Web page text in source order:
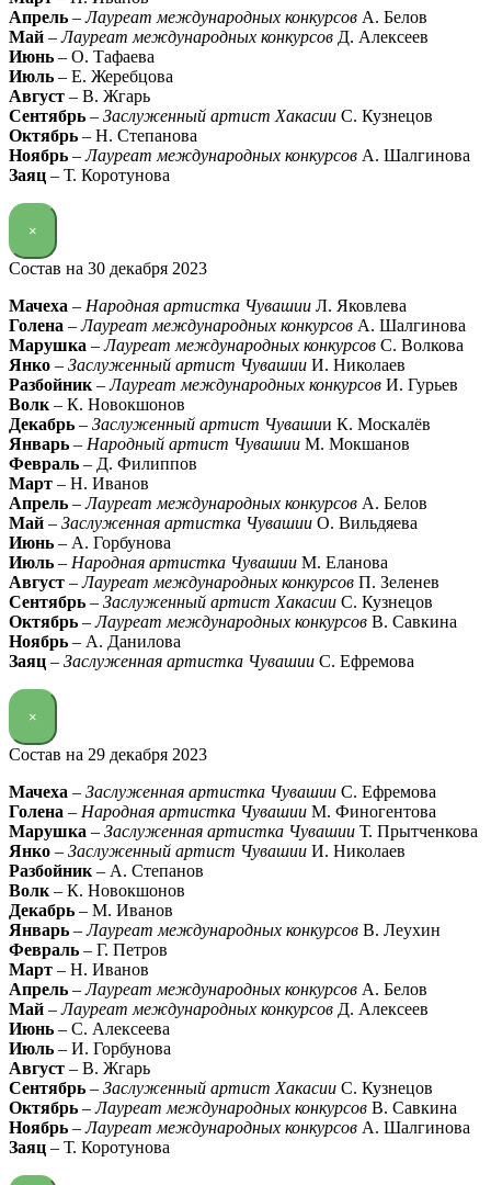
Апрель –Лауреат международных конкурсов А. Белов
Май –Лауреат международных конкурсов Д. Алексеев
Июнь – О. Тафаева
Июль – Е. Жеребцова
Август – В. Жгарь
Сентябрь – Заслуженный артист Хакасии С. Кузнецов
Октябрь – Н. Степанова
Ноябрь –Лауреат международных конкурсов А. Шалгинова
Заяц – Т. Коротунова
×
Состав на 30 декабря 2023
Мачеха – Народная артистка Чувашии Л. Яковлева
Голена –Лауреат международных конкурсов А. Шалгинова
Марушка –Лауреат международных конкурсов С. Волкова
Янко – Заслуженный артист Чувашии И. Николаев
Разбойник –Лауреат международных конкурсов И. Гурьев
Волк – К. Новокшонов
Декабрь – Заслуженный артист Чувашии К. Москалёв
Январь – Народный артист Чувашии М. Мокшанов
Февраль – Д. Филиппов
Март – Н. Иванов
Апрель –Лауреат международных конкурсов А. Белов
Май – Заслуженная артистка Чувашии О. Вильдяева
Июнь – А. Горбунова
Июль – Народная артистка Чувашии М. Еланова
Август –Лауреат международных конкурсов П. Зеленев
Сентябрь – Заслуженный артист Хакасии С. Кузнецов
Октябрь –Лауреат международных конкурсов В. Савкина
Ноябрь – А. Данилова
Заяц – Заслуженная артистка Чувашии С. Ефремова
×
Состав на 29 декабря 2023
Мачеха – Заслуженная артистка Чувашии С. Ефремова
Голена – Народная артистка Чувашии М. Финогентова
Марушка – Заслуженная артистка Чувашии Т. Прытченкова
Янко – Заслуженный артист Чувашии И. Николаев
Разбойник – А. Степанов
Волк – К. Новокшонов
Декабрь – М. Иванов
Январь –Лауреат международных конкурсов В. Леухин
Февраль – Г. Петров
Март – Н. Иванов
Апрель –Лауреат международных конкурсов А. Белов
Май –Лауреат международных конкурсов Д. Алексеев
Июнь – С. Алексеева
Июль – И. Горбунова
Август – В. Жгарь
Сентябрь – Заслуженный артист Хакасии С. Кузнецов
Октябрь –Лауреат международных конкурсов В. Савкина
Ноябрь –Лауреат международных конкурсов А. Шалгинова
Заяц – Т. Коротунова